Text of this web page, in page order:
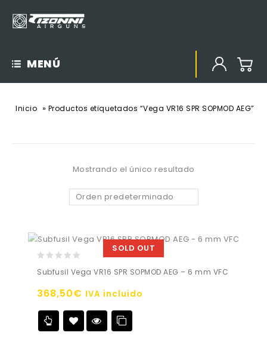
MENÚ
Inicio » Productos etiquetados “Vega VR16 SPR SOPMOD AEG”
Mostrando el único resultado
Orden predeterminado
SOLD OUT
out
5
Subfusil Vega VR16 SPR SOPMOD AEG – 6 mm VFC
368,50€ IVA incluido